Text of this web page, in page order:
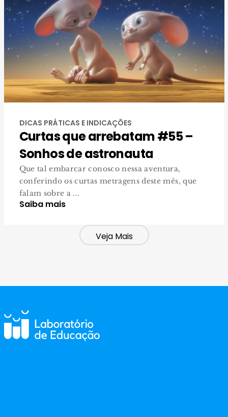
DICAS PRÁTICAS E INDICAÇÕES
Curtas que arrebatam #55 –
Sonhos de astronauta
Que tal embarcar conosco nessa aventura,
conferindo os curtas metragens deste mês, que
falam sobre a ...
Saiba mais
Veja Mais